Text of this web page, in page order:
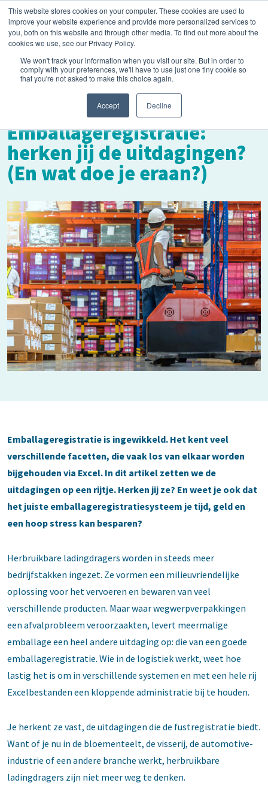
This website stores cookies on your computer. These cookies are used to
improve your website experience and provide more personalized services to
you, both on this website and through other media. To find out more about the
cookies we use, see our Privacy Policy.
We won't track your information when you visit our site. But in order to
comply with your preferences, we'll have to use just one tiny cookie so
that you're not asked to make this choice again.
Accept Decline
mei 18, 2023
Emballageregistratie:
herken jij de uitdagingen?
(En wat doe je eraan?)
Emballageregistratie is ingewikkeld. Het kent veel
verschillende facetten, die vaak los van elkaar worden
bijgehouden via Excel. In dit artikel zetten we de
uitdagingen op een rijtje. Herken jij ze? En weet je ook dat
het juiste emballageregistratiesysteem je tijd, geld en
een hoop stress kan besparen?
Herbruikbare ladingdragers worden in steeds meer
bedrijfstakken ingezet. Ze vormen een milieuvriendelijke
oplossing voor het vervoeren en bewaren van veel
verschillende producten. Maar waar wegwerpverpakkingen
een afvalprobleem veroorzaakten, levert meermalige
emballage een heel andere uitdaging op: die van een goede
emballageregistratie. Wie in de logistiek werkt, weet hoe
lastig het is om in verschillende systemen en met een hele rij
Excelbestanden een kloppende administratie bij te houden.
Je herkent ze vast, de uitdagingen die de fustregistratie biedt.
Want of je nu in de bloementeelt, de visserij, de automotive-
industrie of een andere branche werkt, herbruikbare
ladingdragers zijn niet meer weg te denken.